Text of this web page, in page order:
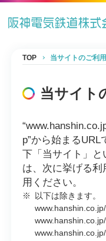
TOP 当サイトのご利
当サイト
p”から始まる
下「当サイト」と
は、次に挙げる利
用ください。
※
以下は除きます。